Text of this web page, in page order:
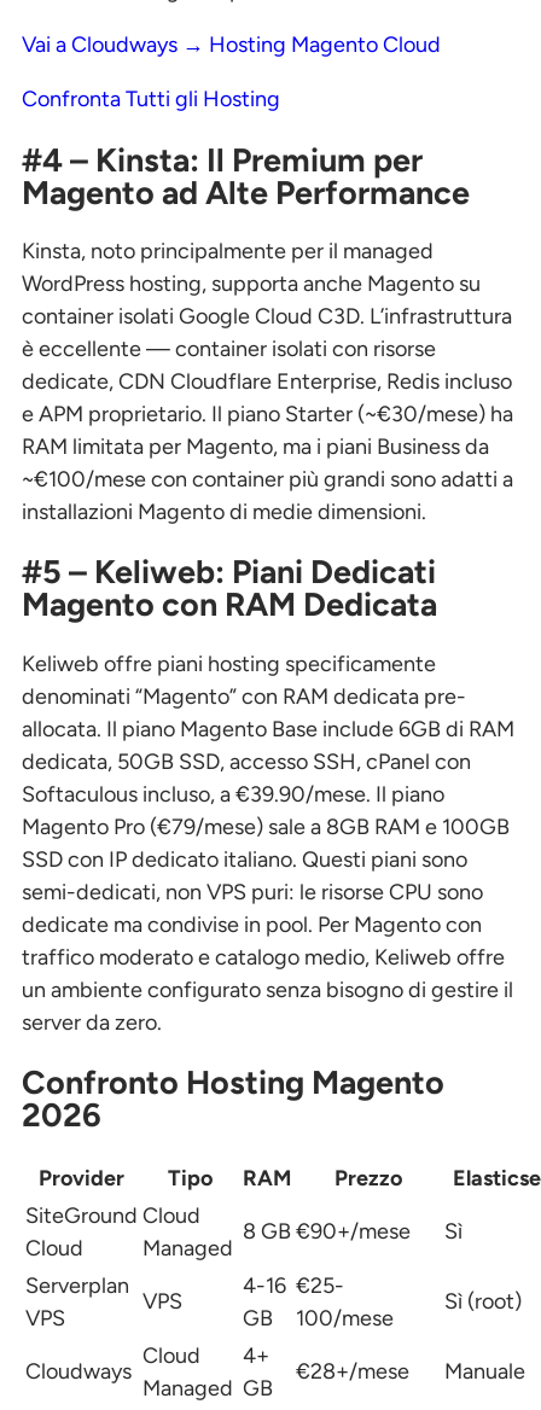
Vai a Cloudways → Hosting Magento Cloud
Confronta Tutti gli Hosting
#4 – Kinsta: Il Premium per
Magento ad Alte Performance
Kinsta, noto principalmente per il managed
WordPress hosting, supporta anche Magento su
container isolati Google Cloud C3D. L’infrastruttura
è eccellente — container isolati con risorse
dedicate, CDN Cloudflare Enterprise, Redis incluso
e APM proprietario. Il piano Starter (~€30/mese) ha
RAM limitata per Magento, ma i piani Business da
~€100/mese con container più grandi sono adatti a
installazioni Magento di medie dimensioni.
#5 – Keliweb: Piani Dedicati
Magento con RAM Dedicata
Keliweb offre piani hosting specificamente
denominati “Magento” con RAM dedicata pre-
allocata. Il piano Magento Base include 6GB di RAM
dedicata, 50GB SSD, accesso SSH, cPanel con
Softaculous incluso, a €39.90/mese. Il piano
Magento Pro (€79/mese) sale a 8GB RAM e 100GB
SSD con IP dedicato italiano. Questi piani sono
semi-dedicati, non VPS puri: le risorse CPU sono
dedicate ma condivise in pool. Per Magento con
traffico moderato e catalogo medio, Keliweb offre
un ambiente configurato senza bisogno di gestire il
server da zero.
Confronto Hosting Magento
2026
Provider Tipo RAM Prezzo
SiteGround
Cloud
Cloud
Managed
8 GB€90+/mese Sì
Serverplan
VPS
VPS
4-16
GB
€25-
100/mese
Sì (root)
Cloudways
Cloud
Managed
4+
GB
€28+/mese Manuale